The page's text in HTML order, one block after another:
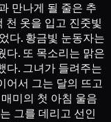
만나게 될 줄은 추
천 옷을 입고 진줏빛
다. 황금빛 눈동자는
다. 또 목소리는 맑은
다. 그녀가 들려주는
어서 그는 달의 뜨고
미의 첫 아침 울음
그를 데리고 선인